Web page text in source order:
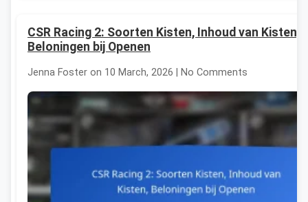
CSR Racing 2: Soorten Kisten, Inhoud van Kisten,
Beloningen bij Openen
Jenna Foster on 10 March, 2026 | No Comments